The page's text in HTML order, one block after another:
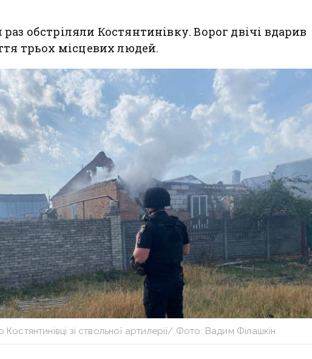
обстріляли Костянтинівку. Ворог двічі вдарив
трьох місцевих людей.
зі ствольної артилерії/ Фото: Вадим Філашкін